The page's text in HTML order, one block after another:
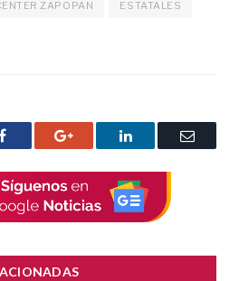
ZAPOPAN ESTATALES
Facebook Google+ LinkedIn
Correo